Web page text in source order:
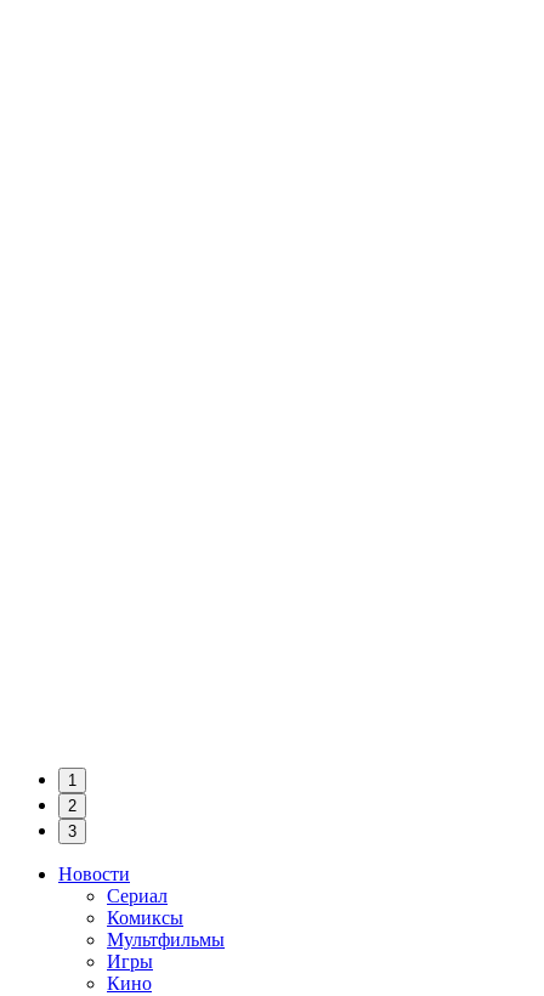
1
2
3
Новости
Сериал
Комиксы
Мультфильмы
Игры
Кино